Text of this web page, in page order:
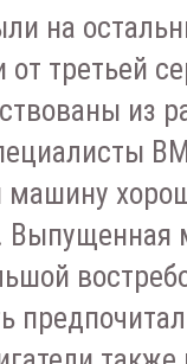
на
третьей
из
машину